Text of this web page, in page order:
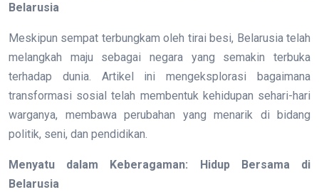
Belarusia
Meskipun sempat terbungkam oleh tirai besi, Belarusia telah
melangkah maju sebagai negara yang semakin terbuka
terhadap dunia. Artikel ini mengeksplorasi bagaimana
transformasi sosial telah membentuk kehidupan sehari-hari
warganya, membawa perubahan yang menarik di bidang
politik, seni, dan pendidikan.
Menyatu dalam Keberagaman: Hidup Bersama di
Belarusia